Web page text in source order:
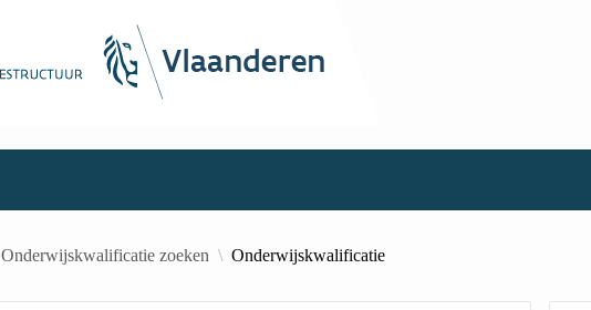
Onderwijskwalificatie zoeken Onderwijskwalificatie